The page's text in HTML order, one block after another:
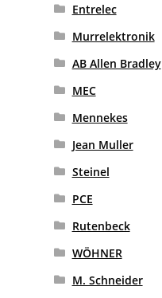
Entrelec
Murrelektronik
AB Allen Bradley
MEC
Mennekes
Jean Muller
Steinel
PCE
Rutenbeck
WÖHNER
M. Schneider